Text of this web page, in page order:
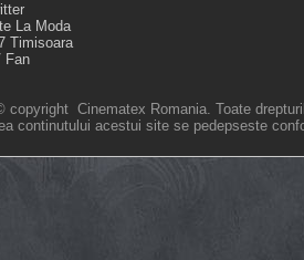
La Moda
Timisoara
Fan
copyright Cinematex Romania. Toate
continutului acestui site se pedepseste